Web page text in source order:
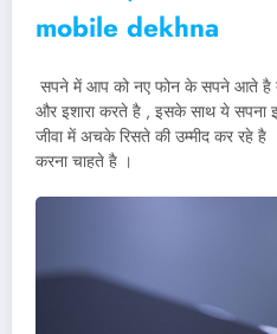
mobile dekhna
सपने में आप को नए फोन के सपने आते है
और इशारा करते है , इसके साथ ये
जीवा में अचके रिसते की उम्मीद कर रहे
करना चाहते है ।